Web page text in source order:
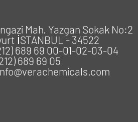
Mah. Yazgan Sokak No:2
İSTANBUL - 34522
689 69 00-01-02-03-04
689 69 05